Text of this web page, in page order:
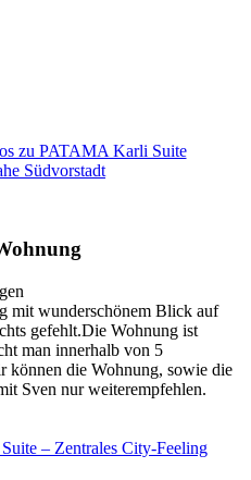
zu PATAMA Karli Suite
Südvorstadt
mit wunderschönem Blick auf
gefehlt.Die Wohnung ist
man innerhalb von 5
können die Wohnung, sowie die
Sven nur weiterempfehlen.
– Zentrales City-Feeling